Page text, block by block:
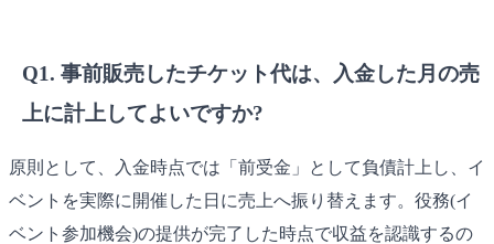
Q1. 事前販売したチケット代は、入金した月の売
上に計上してよいですか?
原則として、入金時点では「前受金」として負債計上し、イ
ベントを実際に開催した日に売上へ振り替えます。役務(イ
ベント参加機会)の提供が完了した時点で収益を認識するの